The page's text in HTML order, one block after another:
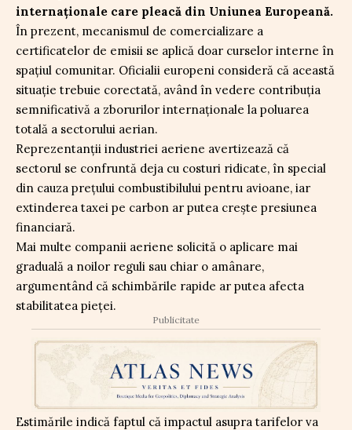
internaționale care pleacă din Uniunea Europeană.
În prezent, mecanismul de comercializare a
certificatelor de emisii se aplică doar curselor interne în
spațiul comunitar. Oficialii europeni consideră că această
situație trebuie corectată, având în vedere contribuția
semnificativă a zborurilor internaționale la poluarea
totală a sectorului aerian.
Reprezentanții industriei aeriene avertizează că
sectorul se confruntă deja cu costuri ridicate, în special
din cauza prețului combustibilului pentru avioane, iar
extinderea taxei pe carbon ar putea crește presiunea
financiară.
Mai multe companii aeriene solicită o aplicare mai
graduală a noilor reguli sau chiar o amânare,
argumentând că schimbările rapide ar putea afecta
stabilitatea pieței.
Publicitate
Estimările indică faptul că impactul asupra tarifelor va